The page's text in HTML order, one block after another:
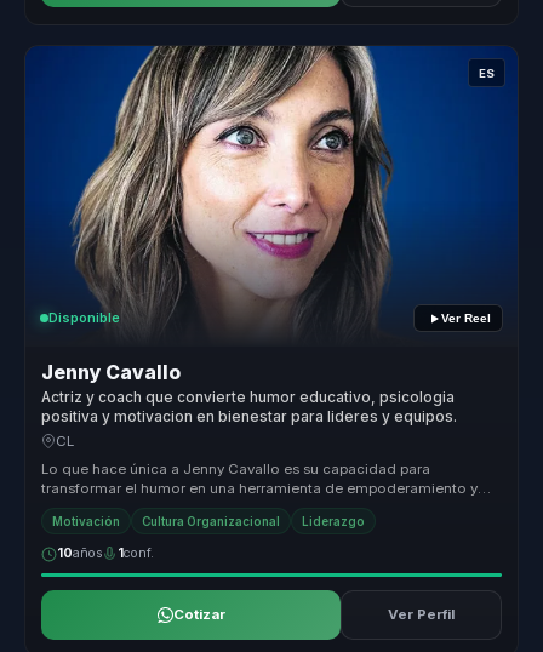
ES
Disponible Ver Reel
Jenny Cavallo
Actriz y coach que convierte humor educativo, psicologia
positiva y motivacion en bienestar para lideres y equipos.
CL
Lo que hace única a Jenny Cavallo es su capacidad para
transformar el humor en una herramienta de empoderamiento y
reflexión. Al integrar...
Motivación Cultura Organizacional Liderazgo
10años 1conf.
Cotizar Ver Perfil